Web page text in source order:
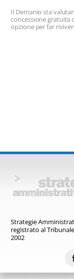
Il Demanio sta
concessione gratuita
opzione per far
Strategie
registratoal
2002